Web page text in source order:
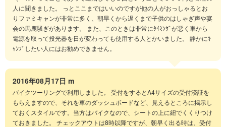
人に聞きました。 っとここまではいいのですが他の人がおっしゃるとお
りファミキャンが非常に多く、朝早くから遅くまで子供のはしゃぎ声や宴
会の馬鹿騒ぎがあります。 また、このときは非常にﾀｲﾐﾝｸﾞが悪く車から
電源を取って投光器を日が変わっても使用する人とかいました。 静かにｷ
ｬﾝﾌﾟしたい人にはお勧めできません。
2016年08月17日 m
バイクツーリングで利用しました。 受付をするとA4サイズの受付済証を
もらえますので、それを車のダッシュボードなど、見えるところに掲示し
ておくスタイルです。当方はバイクなので、シートの上に紐でくくりつけ
ておきました。 チェックアウトは8時以降ですが、朝早く出る時は、受付